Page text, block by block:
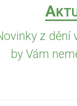
A
z dění
by Vám